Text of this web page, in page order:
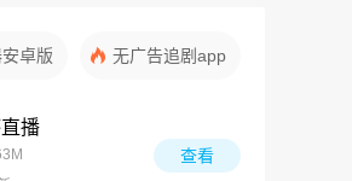
卓版 无广告追剧app
播
查看